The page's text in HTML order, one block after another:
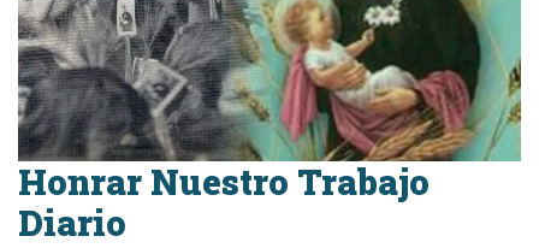
Honrar Nuestro Trabajo
Diario